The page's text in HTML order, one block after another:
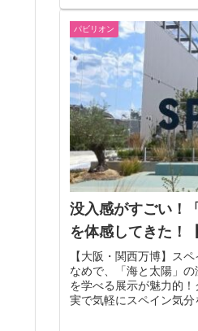
パビリオン
没入感がすごい！
を体感してきた！
【大阪・関西万博】ス
なめで、「海と太陽」
を学べる展示が魅力的
実で気軽にスペイン気分